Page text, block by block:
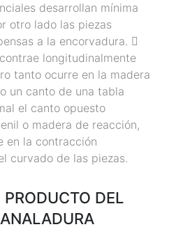
desarrollan mínima
otro lado las piezas
a la encorvadura. 􀂃
longitudinalmente
tanto ocurre en la madera
un canto de una tabla
el canto opuesto
o madera de reacción,
en la contracción
curvado de las piezas.
DEL